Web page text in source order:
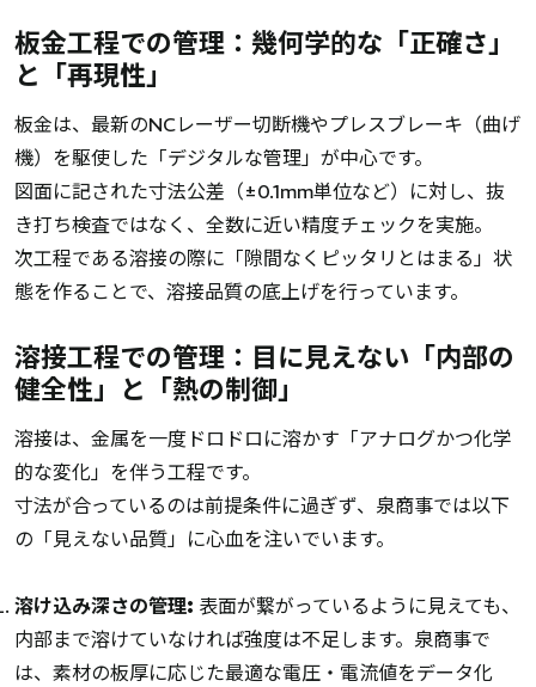
板金工程での管理：幾何学的な「正確さ」
と「再現性」
板金は、最新のNCレーザー切断機やプレスブレーキ（曲げ
機）を駆使した「デジタルな管理」が中心です。
図面に記された寸法公差（±0.1mm単位など）に対し、抜
き打ち検査ではなく、全数に近い精度チェックを実施。
次工程である溶接の際に「隙間なくピッタリとはまる」状
態を作ることで、溶接品質の底上げを行っています。
溶接工程での管理：目に見えない「内部の
健全性」と「熱の制御」
溶接は、金属を一度ドロドロに溶かす「アナログかつ化学
的な変化」を伴う工程です。
寸法が合っているのは前提条件に過ぎず、泉商事では以下
の「見えない品質」に心血を注いでいます。
溶け込み深さの管理: 表面が繋がっているように見えても、
内部まで溶けていなければ強度は不足します。泉商事で
は、素材の板厚に応じた最適な電圧・電流値をデータ化